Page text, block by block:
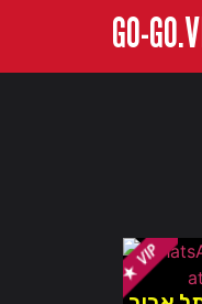
GO-